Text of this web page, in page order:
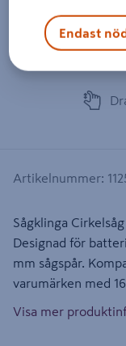
Artikelnummer:
Sågklinga
Designad för
mm sågspår.
varumärken med
Visa mer
Endast